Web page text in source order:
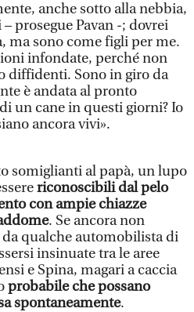
anche sotto alla nebbia,
prosegue Pavan -; dovrei
ma sono come figli per me.
infondate, perché non
diffidenti. Sono in giro da
è andata al pronto
un cane in questi giorni? Io
ancora vivi».
somiglianti al papà, un lupo
riconoscibili dal pelo
con ampie chiazze
. Se ancora non
da qualche automobilista di
insinuate tra le aree
e Spina, magari a caccia
probabile che possano
spontaneamente.